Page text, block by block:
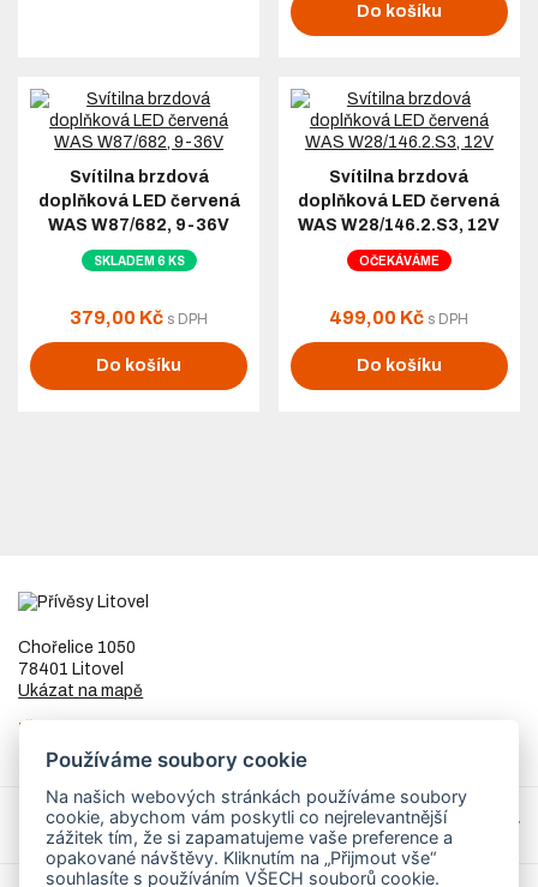
Do košíku
Svítilna brzdová
doplňková LED červená
WAS W87/682, 9-36V
SKLADEM 6 KS
379,00 Kč s DPH
Do košíku
Svítilna brzdová
doplňková LED červená
WAS W28/146.2.S3, 12V
OČEKÁVÁME
499,00 Kč s DPH
Do košíku
Chořelice 1050
78401 Litovel
Ukázat na mapě
IČ
DIČCZ8253255307
Přívěsy a náhradní díly
Používáme soubory cookie
Na našich webových stránkách používáme soubory
cookie, abychom vám poskytli co nejrelevantnější
zážitek tím, že si zapamatujeme vaše preference a
opakované návštěvy. Kliknutím na „Přijmout vše“
souhlasíte s používáním VŠECH souborů cookie.